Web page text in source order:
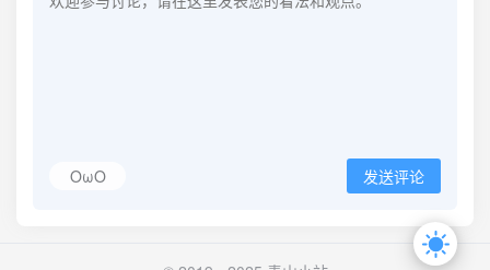
OωO 发送评论